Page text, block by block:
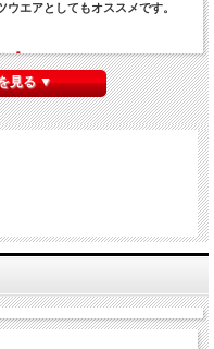
エアとしてもオススメです。
見る ▼